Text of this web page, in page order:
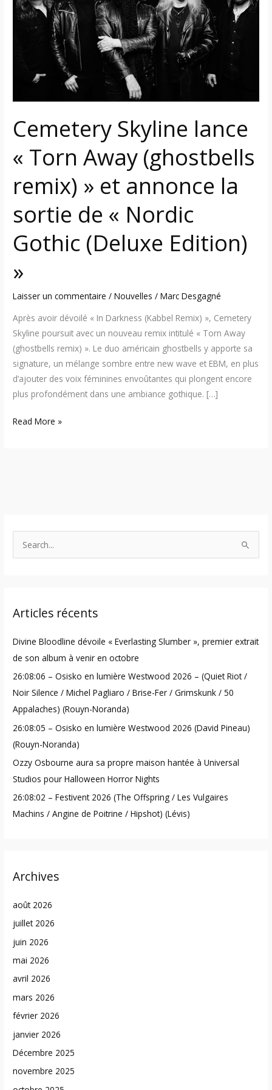
Cemetery Skyline lance
« Torn Away (ghostbells
remix) » et annonce la
sortie de « Nordic
Gothic (Deluxe Edition)
»
Laisser un commentaire /Nouvelles /Marc Desgagné
Après avoir dévoilé « In Darkness (Kabbel Remix) », Cemetery
Skyline poursuit avec un nouveau remix intitulé « Torn Away
(ghostbells remix) ». Le duo américain ghostbells y apporte sa
signature, un mélange sombre entre new wave et EBM, en plus
d’ajouter des voix féminines envoûtantes qui plongent encore
plus profondément dans une ambiance gothique. […]
«
Torn
(ghostbells
la
de
Nordic
(Deluxe
»
Read More »
c
f
o
r
:
Articles récents
Divine Bloodline dévoile « Everlasting Slumber », premier extrait
de son album à venir en octobre
26:08:06 – Osisko en lumière Westwood 2026 – (Quiet Riot /
Noir Silence / Michel Pagliaro / Brise-Fer / Grimskunk / 50
Appalaches) (Rouyn-Noranda)
26:08:05 – Osisko en lumière Westwood 2026 (David Pineau)
(Rouyn-Noranda)
Ozzy Osbourne aura sa propre maison hantée à Universal
Studios pour Halloween Horror Nights
26:08:02 – Festivent 2026 (The Offspring / Les Vulgaires
Machins / Angine de Poitrine / Hipshot) (Lévis)
Archives
août 2026
juillet 2026
juin 2026
mai 2026
avril 2026
mars 2026
février 2026
janvier 2026
Décembre 2025
novembre 2025